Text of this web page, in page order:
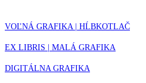
VOĽNÁ GRAFIKA | HĹBKOTLAČ
EX LIBRIS | MALÁ GRAFIKA
DIGITÁLNA GRAFIKA